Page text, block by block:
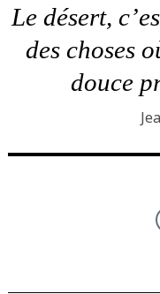
Le désert,
des choses
douce